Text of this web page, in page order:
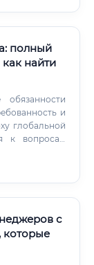
полный
как найти
глобальной
к вопросам
городской
среды
и
с
которые